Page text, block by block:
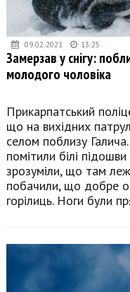
09.02.2021 13:25
Замерзав у снігу:
молодого чоловіка
Прикарпатський
що на вихідних
селом поблизу
помітили білі
зрозуміли, що там
побачили, що добре
горілиць. Ноги були